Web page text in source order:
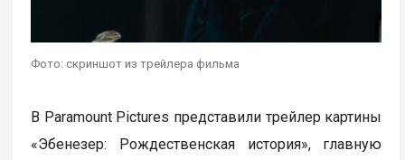
Фото: скриншот из трейлера фильма
В Paramount Pictures представили трейлер картины
«Эбенезер: Рождественская история», главную